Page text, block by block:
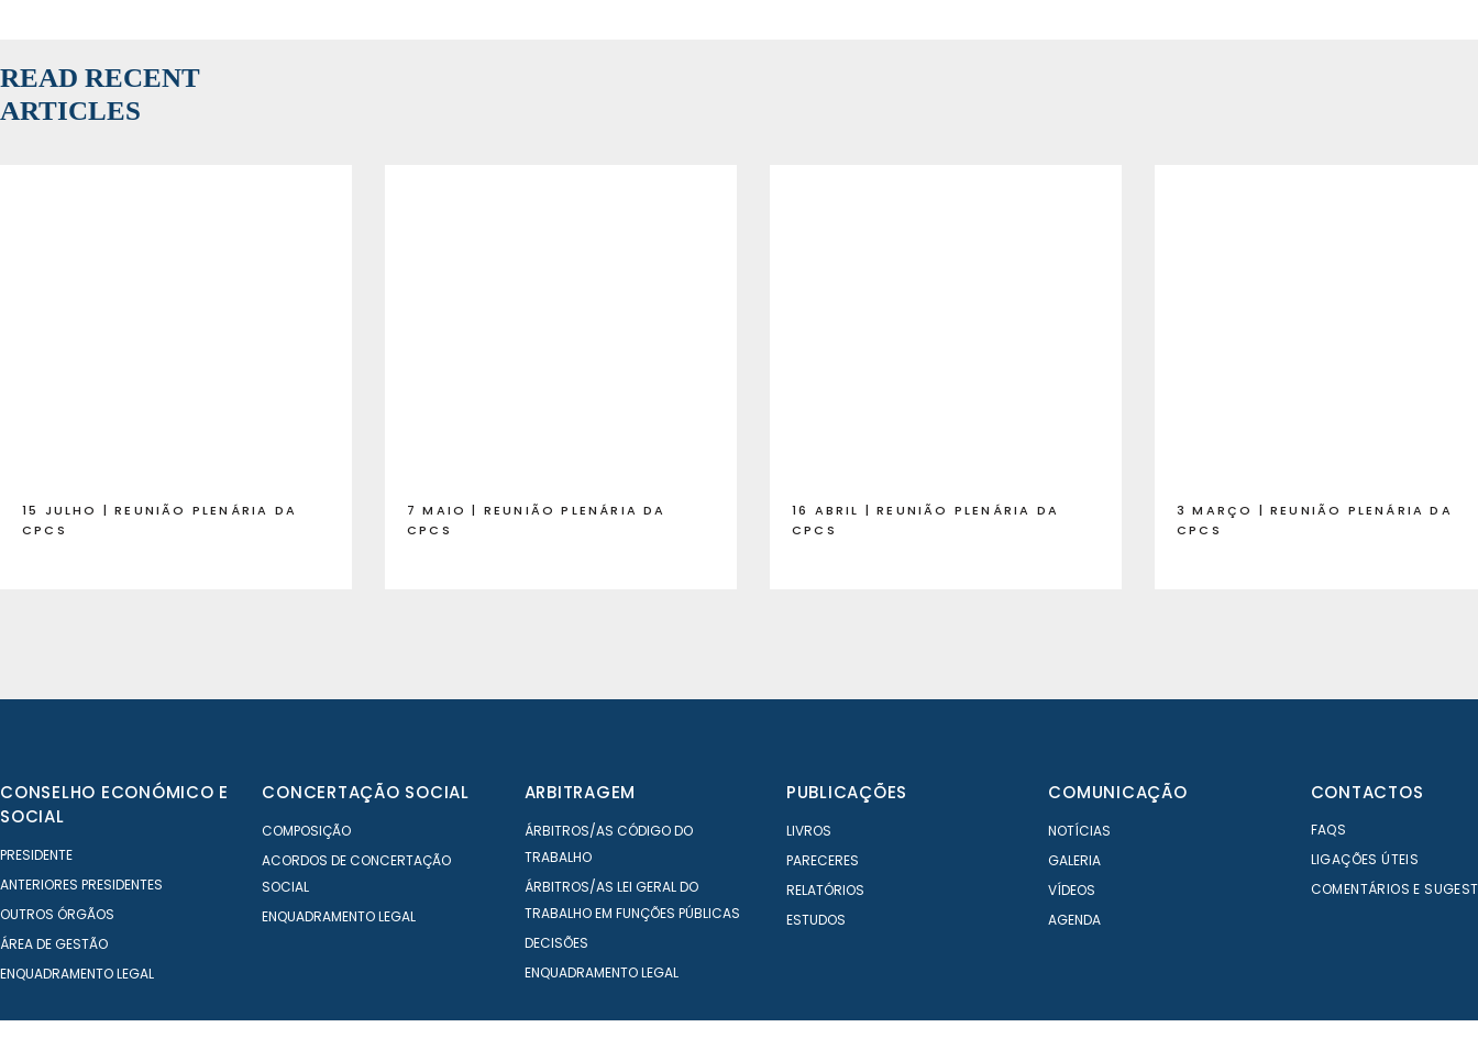
READ RECENT
ARTICLES
15 JULHO | REUNIÃO PLENÁRIA DA
CPCS
7 MAIO | REUNIÃO PLENÁRIA DA
CPCS
16 ABRIL | REUNIÃO PLENÁRIA DA
CPCS
3 MARÇO | REUNIÃO PLENÁRIA DA
CPCS
CONSELHO ECONÓMICO E
SOCIAL
PRESIDENTE
ANTERIORES PRESIDENTES
OUTROS ÓRGÃOS
ÁREA DE GESTÃO
ENQUADRAMENTO LEGAL
CONCERTAÇÃO SOCIAL
COMPOSIÇÃO
ACORDOS DE CONCERTAÇÃO
SOCIAL
ENQUADRAMENTO LEGAL
ARBITRAGEM
ÁRBITROS/AS CÓDIGO DO
TRABALHO
ÁRBITROS/AS LEI GERAL DO
TRABALHO EM FUNÇÕES PÚBLICAS
DECISÕES
ENQUADRAMENTO LEGAL
PUBLICAÇÕES
LIVROS
PARECERES
RELATÓRIOS
ESTUDOS
COMUNICAÇÃO
NOTÍCIAS
GALERIA
VÍDEOS
AGENDA
CONTACTOS
FAQS
LIGAÇÕES ÚTEIS
COMENTÁRIOS E